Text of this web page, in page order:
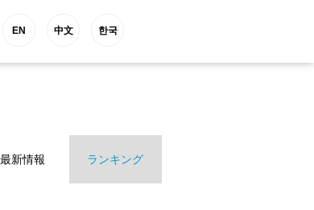
EN 中文 한국
最新情報 ランキング